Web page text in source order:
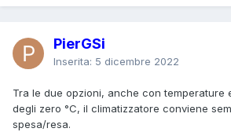
PierGSi
Inserita: 5 dicembre 2022
Tra le due opzioni, anche con temperature
degli zero °C, il climatizzatore conviene
spesa/resa.